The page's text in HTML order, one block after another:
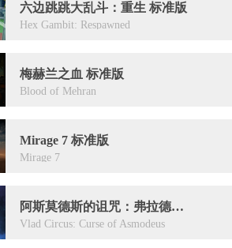
六边跳跳大乱斗：重生 标准版
Hex Gambit: Respawned
梅赫兰之血 标准版
Blood of Mehran
Mirage 7 标准版
Mirage 7
阿斯莫德斯的诅咒：弗拉德马戏团 标准版
Vlad Circus: Curse of Asmodeus